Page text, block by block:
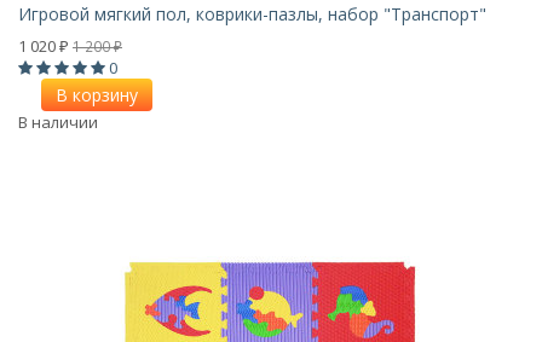
Игровой мягкий пол, коврики-пазлы, набор "Транспорт"
1 020 ₽ 1 200₽
0
В корзину
В наличии